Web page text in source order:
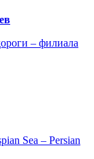
– филиала
Sea – Persian